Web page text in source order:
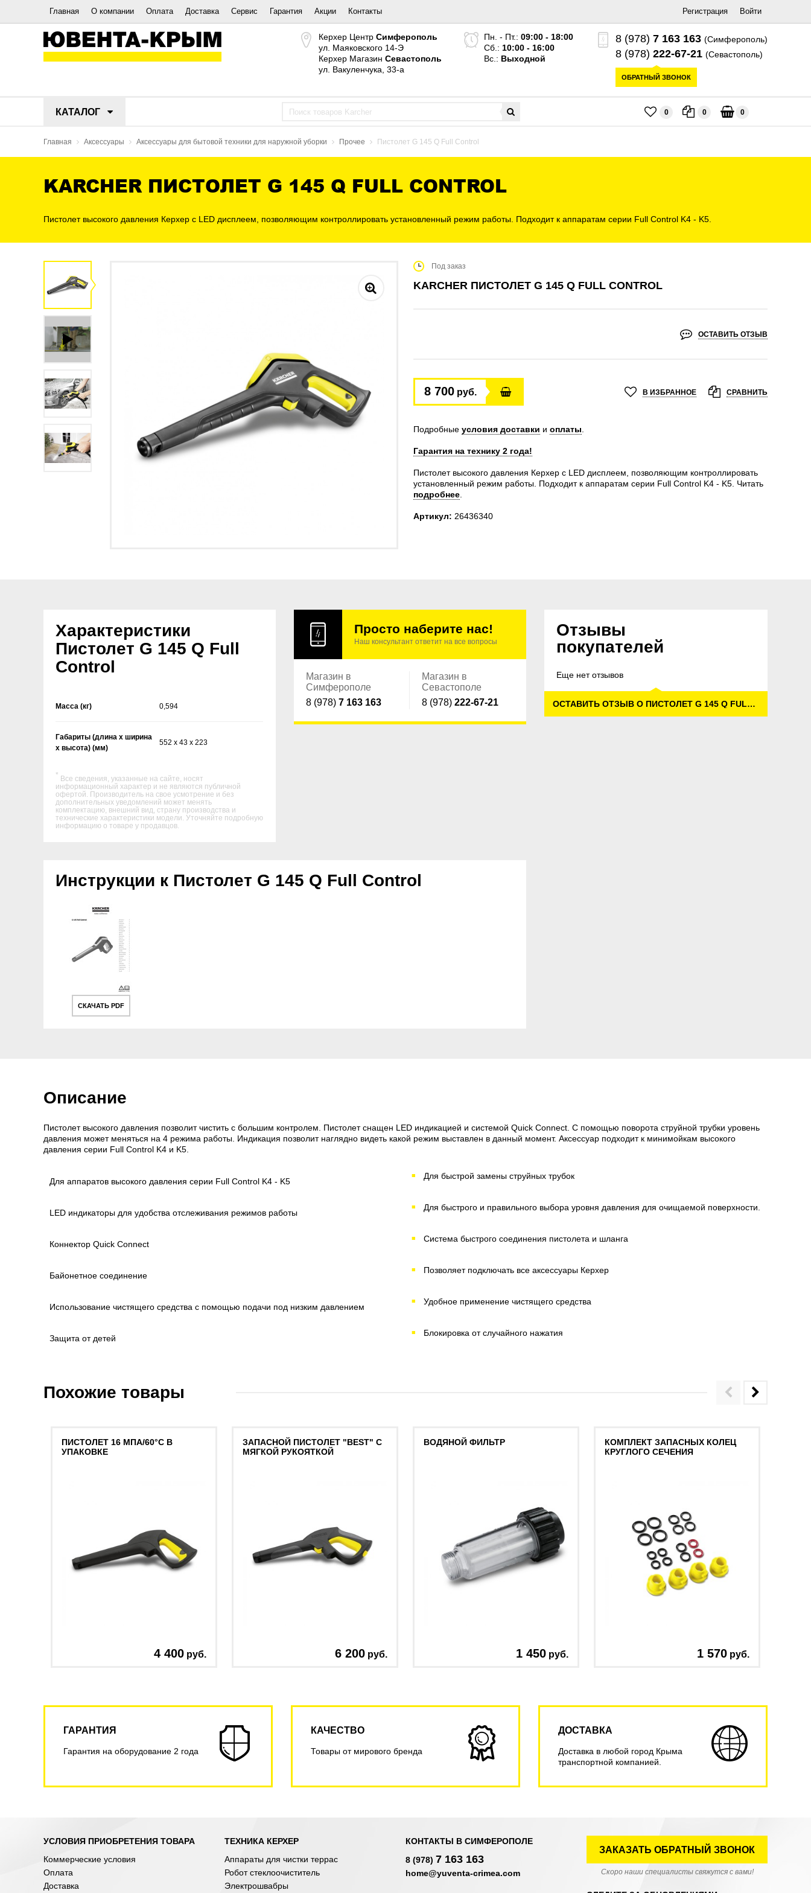
Главная О компании Оплата Доставка Сервис Гарантия Акции Контакты Регистрация Войти
Керхер Центр Симферополь
ул. Маяковского 14-Э
Керхер Магазин Севастополь
ул. Вакуленчука, 33-а
Пн. - Пт.: 09:00 - 18:00
Сб.: 10:00 - 16:00
Вс.: Выходной
8 (978) 7 163 163 (Симферополь)
8 (978) 222-67-21 (Севастополь)
ОБРАТНЫЙ ЗВОНОК
КАТАЛОГ 0 0 0
Главная Аксессуары Аксессуары для бытовой техники для наружной уборки Прочее Пистолет G 145 Q Full Control
KARCHER ПИСТОЛЕТ G 145 Q FULL CONTROL
Пистолет высокого давления Керхер с LED дисплеем, позволяющим контроллировать установленный режим работы. Подходит к аппаратам серии Full Control K4 - K5.
Под заказ
KARCHER ПИСТОЛЕТ G 145 Q FULL CONTROL
ОСТАВИТЬ ОТЗЫВ
8 700руб. В ИЗБРАННОЕ СРАВНИТЬ
Подробные условия доставки и оплаты
Гарантия на технику 2 года!
Пистолет высокого давления Керхер с LED дисплеем, позволяющим контроллировать
установленный режим работы. Подходит к аппаратам серии Full Control K4 - K5. Читать
подробнее.
Артикул: 26436340
Характеристики
Пистолет G 145 Q Full
Control
Масса (кг) 0,594
Габариты (длина х ширина
х высота) (мм)
552 x 43 x 223
* Все сведения, указанные на сайте, носят
информационный характер и не являются публичной
офертой. Производитель на свое усмотрение и без
дополнительных уведомлений может менять
комплектацию, внешний вид, страну производства и
технические характеристики модели. Уточняйте подробную
информацию о товаре у продавцов.
Просто наберите нас!
Наш консультант ответит на все вопросы
Магазин в
Симферополе
8 (978) 7 163 163
Магазин в
Севастополе
8 (978)222-67-21
Инструкции к Пистолет G 145 Q Full Control
СКАЧАТЬ PDF
Отзывы
покупателей
Еще нет отзывов
ОСТАВИТЬ ОТЗЫВ О ПИСТОЛЕТ G 145 Q FULL CONTROL
Описание
Пистолет высокого давления позволит чистить с большим контролем. Пистолет снащен LED индикацией и системой Quick Connect . С помощью поворота струйной трубки уровень
давления может меняться на 4 режима работы. Индикация позволит наглядно видеть какой режим выставлен в данный момент. Аксессуар подходит к минимойкам высокого
давления серии Full Control K4 и K5.
Для аппаратов высокого давления серии Full Control K4 - K5
Для быстрой замены струйных трубок
LED индикаторы для удобства отслеживания режимов работы
Для быстрого и правильного выбора уровня давления для очищаемой поверхности.
Коннектор Quick Connect
Система быстрого соединения пистолета и шланга
Байонетное соединение
Позволяет подключать все аксессуары Керхер
Использование чистящего средства с помощью подачи под низким давлением
Удобное применение чистящего средства
Защита от детей
Блокировка от случайного нажатия
Похожие товары
ПИСТОЛЕТ 16 МПА/60°C В
УПАКОВКЕ
4 400 руб.
ЗАПАСНОЙ ПИСТОЛЕТ "BEST" С
МЯГКОЙ РУКОЯТКОЙ
6 200 руб.
ВОДЯНОЙ ФИЛЬТР
1 450 руб.
КОМПЛЕКТ ЗАПАСНЫХ КОЛЕЦ
КРУГЛОГО СЕЧЕНИЯ
1 570 руб.
ГАРАНТИЯ
Гарантия на оборудование 2 года
КАЧЕСТВО
Товары от мирового бренда
ДОСТАВКА
Доставка в любой город Крыма
транспортной компанией.
УСЛОВИЯ ПРИОБРЕТЕНИЯ ТОВАРА
Коммерческие условия
Оплата
Доставка
ТЕХНИКА КЕРХЕР
Аппараты для чистки террас
Робот стеклоочиститель
Электрошвабры
КОНТАКТЫ В СИМФЕРОПОЛЕ
8 (978) 7 163 163
home@yuventa-crimea.com
ЗАКАЗАТЬ ОБРАТНЫЙ ЗВОНОК
Скоро наши специалисты свяжутся с вами!